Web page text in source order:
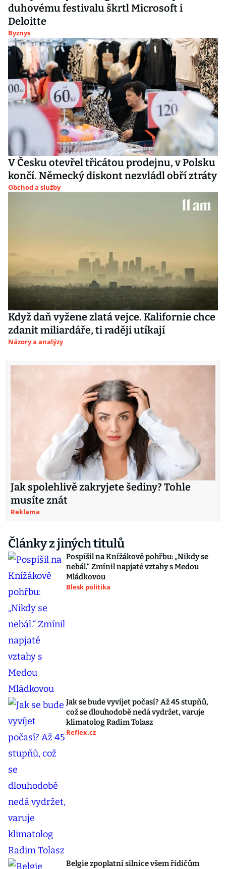
duhovému festivalu škrtl Microsoft i
Deloitte
Byznys
V Česku otevřel třicátou prodejnu, v Polsku
končí. Německý diskont nezvládl obří ztráty
Obchod a služby
Když daň vyžene zlatá vejce. Kalifornie chce
zdanit miliardáře, ti raději utíkají
Názory a analýzy
Jak spolehlivě zakryjete šediny? Tohle
musíte znát
Reklama
Články z jiných titulů
Pospíšil na Knížákově pohřbu: „Nikdy se
nebál.“ Zmínil napjaté vztahy s Medou
Mládkovou
Blesk politika
Jak se bude vyvíjet počasí? Až 45 stupňů,
což se dlouhodobě nedá vydržet, varuje
klimatolog Radim Tolasz
Reflex.cz
Belgie zpoplatní silnice všem řidičům